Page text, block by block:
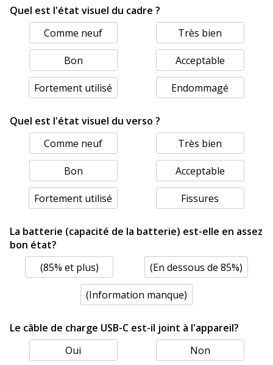
Quel est l'état visuel du cadre ?
Comme neuf
Très bien
Bon Acceptable
Fortement utilisé Endommagé
Quel est l'état visuel du verso ?
Comme neuf
Très bien
Bon Acceptable
Fortement utilisé Fissures
La batterie (capacité de la batterie) est-elle en assez
bon état?
(85% et plus)
(En dessous de 85%)
(Information manque)
Le câble de charge USB-C est-il joint à l'appareil?
Oui
Non